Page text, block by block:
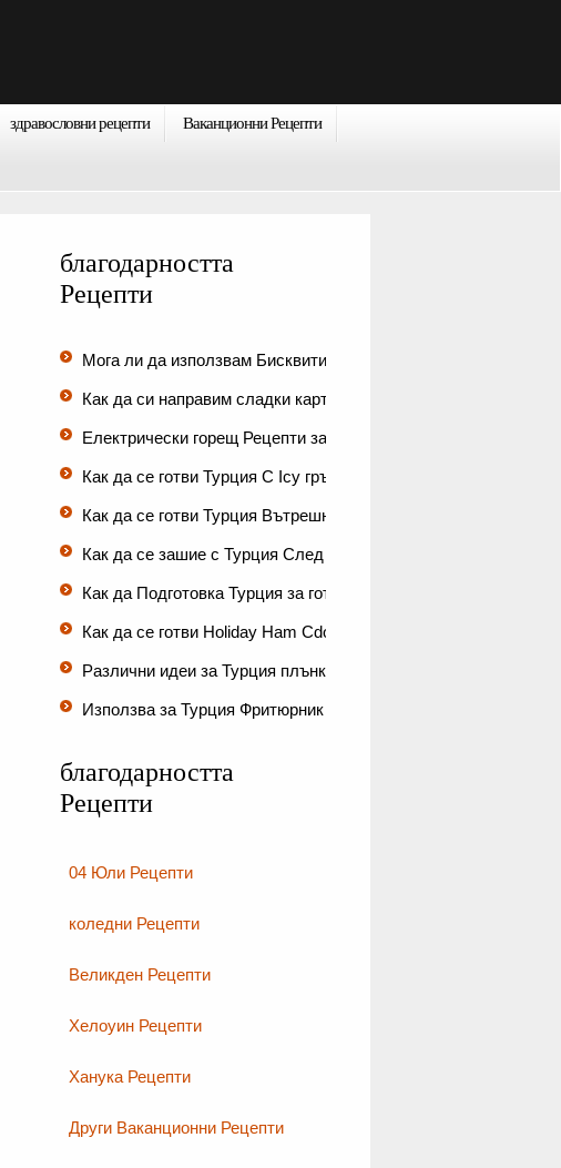
здравословни рецепти Ваканционни Рецепти
благодарността
Рецепти
Мога ли да използвам Бисквити да …
Как да си направим сладки картофи…
Електрически горещ Рецепти за Ту…
Как да се готви Турция С Icy гръдни…
Как да се готви Турция Вътрешност…
Как да се зашие с Турция След Плън…
Как да Подготовка Турция за готве…
Как да се готви Holiday Ham Cdog с Brown Sugar …
Различни идеи за Турция плънка
Използва за Турция Фритюрник
благодарността
Рецепти
04 Юли Рецепти
коледни Рецепти
Великден Рецепти
Хелоуин Рецепти
Ханука Рецепти
Други Ваканционни Рецепти